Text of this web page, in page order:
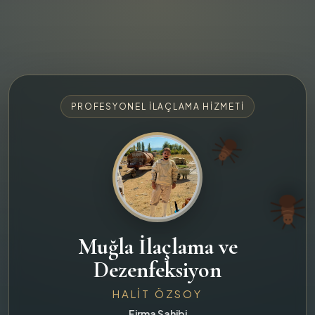
PROFESYONEL İLAÇLAMA HIZMETI
Muğla İlaçlama ve
Dezenfeksiyon
HALIT ÖZSOY